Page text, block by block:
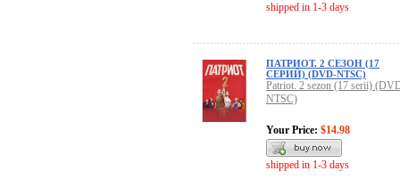
shipped in 1-3 days
ПАТРИОТ. 2 СЕЗОН (17
СЕРИЙ) (DVD-NTSC)
Patriot. 2 sezon (17 serii)
NTSC)
Your Price: $14.98
shipped in 1-3 days